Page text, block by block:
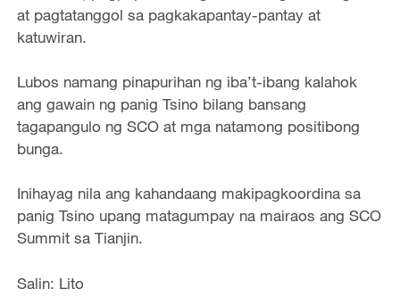
at pagtatanggol sa pagkakapantay-pantay at
katuwiran.
Lubos namang pinapurihan ng iba’t-ibang kalahok
ang gawain ng panig Tsino bilang bansang
tagapangulo ng SCO at mga natamong positibong
bunga.
Inihayag nila ang kahandaang makipagkoordina sa
panig Tsino upang matagumpay na mairaos ang SCO
Summit sa Tianjin.
Salin: Lito